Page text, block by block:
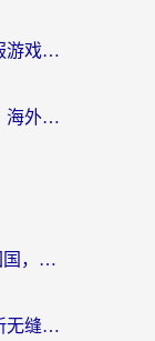
玩末剑哪个加速器好？海外党国服游戏畅玩终极指南（附3款热门游戏实测）
宝石大乱斗国外无法登陆怎么办？海外玩家专属加速指南（附穿越火线原野传说解决方案）
海外党必看：除了Surfshark翻墙回国，这些加速器选择技巧你真的懂吗？
回国后怎么翻墙？海外党2026最新无缝访问国内资源全攻略（附对比实测）